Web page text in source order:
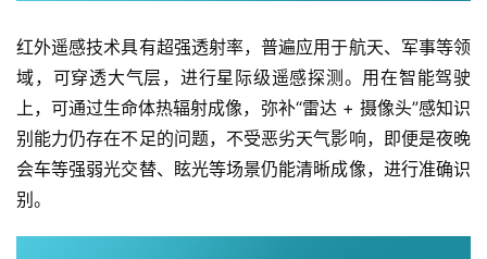
红外遥感技术具有超强透射率，普遍应用于航天、军事等领
域，可穿透大气层，进行星际级遥感探测。用在智能驾驶
上，可通过生命体热辐射成像，弥补“雷达 + 摄像头”感知识
别能力仍存在不足的问题，不受恶劣天气影响，即便是夜晚
会车等强弱光交替、眩光等场景仍能清晰成像，进行准确识
别。